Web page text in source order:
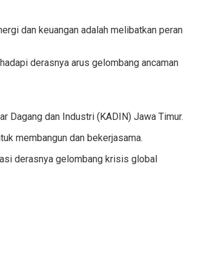
dan keuangan adalah melibatkan peran
derasnya arus gelombang ancaman
Dagang dan Industri (KADIN) Jawa Timur.
membangun dan bekerjasama.
derasnya gelombang krisis global